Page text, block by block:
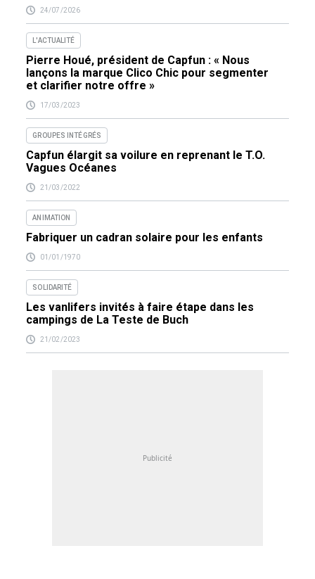
24/07/2026
L'ACTUALITÉ
Pierre Houé, président de Capfun : « Nous
lançons la marque Clico Chic pour segmenter
et clarifier notre offre »
17/03/2023
GROUPES INTÉGRÉS
Capfun élargit sa voilure en reprenant le T.O.
Vagues Océanes
21/03/2022
ANIMATION
Fabriquer un cadran solaire pour les enfants
01/01/1970
SOLIDARITÉ
Les vanlifers invités à faire étape dans les
campings de La Teste de Buch
21/02/2023